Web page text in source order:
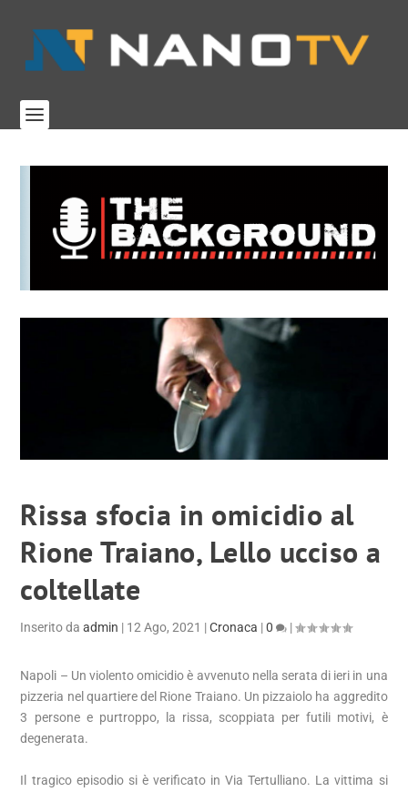
Rissa sfocia in omicidio al
Rione Traiano, Lello ucciso a
coltellate
Inserito daadmin | 12 Ago, 2021 |Cronaca |0 |
Napoli – Un violento omicidio è avvenuto nella serata di ieri in una
pizzeria nel quartiere del Rione Traiano. Un pizzaiolo ha aggredito
3 persone e purtroppo, la rissa, scoppiata per futili motivi, è
degenerata.
Il tragico episodio si è verificato in Via Tertulliano. La vittima si